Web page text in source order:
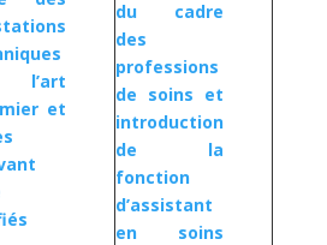
l’art
et
du cadre
des
professions
de soins et
introduction
de la
fonction
d’assistant
en soins